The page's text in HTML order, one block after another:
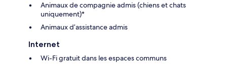
Animaux de compagnie admis (chiens et chats
uniquement)*
Animaux d’assistance admis
Internet
Wi-Fi gratuit dans les espaces communs